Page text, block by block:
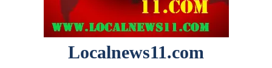
Localnews11.com